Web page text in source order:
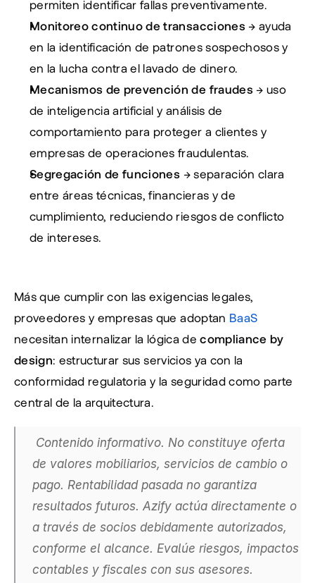
permiten identificar fallas preventivamente.
Monitoreo continuo de transacciones → ayuda
en la identificación de patrones sospechosos y
en la lucha contra el lavado de dinero.
Mecanismos de prevención de fraudes → uso
de inteligencia artificial y análisis de
comportamiento para proteger a clientes y
empresas de operaciones fraudulentas.
Segregación de funciones → separación clara
entre áreas técnicas, financieras y de
cumplimiento, reduciendo riesgos de conflicto
de intereses.
Más que cumplir con las exigencias legales,
proveedores y empresas que adoptan BaaS
necesitan internalizar la lógica de compliance by
design: estructurar sus servicios ya con la
conformidad regulatoria y la seguridad como parte
central de la arquitectura.
Contenido informativo. No constituye oferta
de valores mobiliarios, servicios de cambio o
pago. Rentabilidad pasada no garantiza
resultados futuros. Azify actúa directamente o
a través de socios debidamente autorizados,
conforme el alcance. Evalúe riesgos, impactos
contables y fiscales con sus asesores.